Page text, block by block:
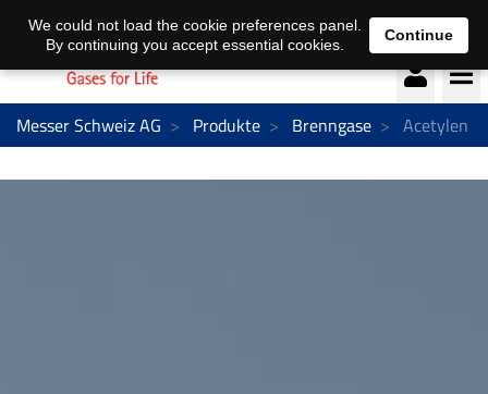
Deutsch français
Messer Schweiz AG Produkte Brenngase Acetylen
We could not load the cookie preferences panel.
By continuing you accept essential cookies.
Continue